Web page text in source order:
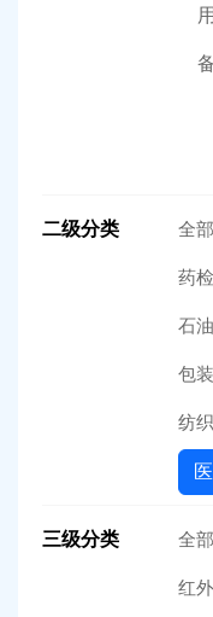
二级分类 全部
药
石
包
纺
三级分类 全部
红